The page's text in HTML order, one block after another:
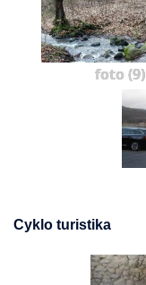
foto (9)
Cyklo turistika